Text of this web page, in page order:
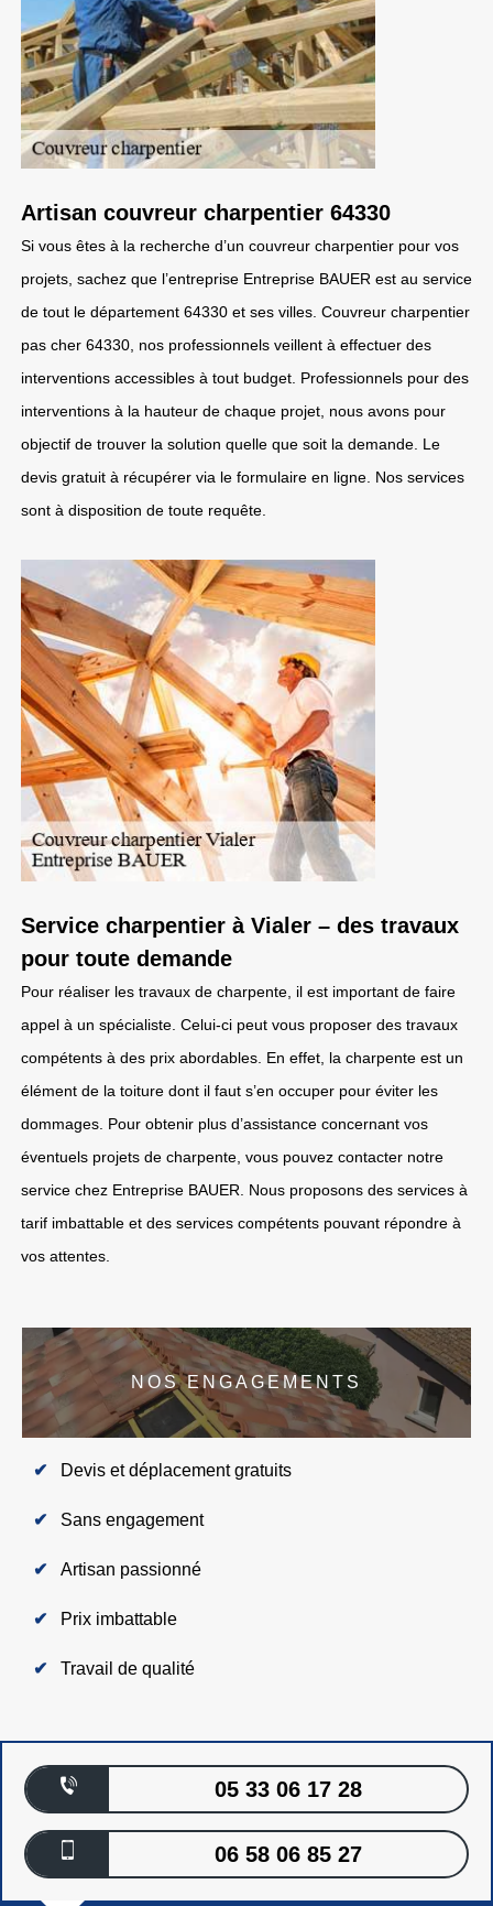
Artisan couvreur charpentier 64330
Si vous êtes à la recherche d’un couvreur charpentier pour vos
projets, sachez que l’entreprise Entreprise BAUER est au service
de tout le département 64330 et ses villes. Couvreur charpentier
pas cher 64330, nos professionnels veillent à effectuer des
interventions accessibles à tout budget. Professionnels pour des
interventions à la hauteur de chaque projet, nous avons pour
objectif de trouver la solution quelle que soit la demande. Le
devis gratuit à récupérer via le formulaire en ligne. Nos services
sont à disposition de toute requête.
Service charpentier à Vialer – des travaux
pour toute demande
Pour réaliser les travaux de charpente, il est important de faire
appel à un spécialiste. Celui-ci peut vous proposer des travaux
compétents à des prix abordables. En effet, la charpente est un
élément de la toiture dont il faut s’en occuper pour éviter les
dommages. Pour obtenir plus d’assistance concernant vos
éventuels projets de charpente, vous pouvez contacter notre
service chez Entreprise BAUER. Nous proposons des services à
tarif imbattable et des services compétents pouvant répondre à
vos attentes.
NOS ENGAGEMENTS
Devis et déplacement gratuits
Sans engagement
Artisan passionné
Prix imbattable
Travail de qualité
05 33 06 17 28
06 58 06 85 27